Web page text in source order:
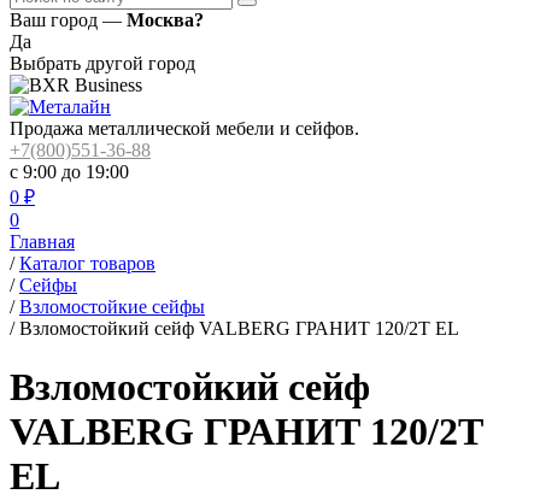
Ваш город — Москва?
Да
Выбрать другой город
Продажа металлической мебели и сейфов.
+7(800)551-36-88
с 9:00 до 19:00
0 ₽
0
Главная
/ Каталог товаров
/ Сейфы
/ Взломостойкие сейфы
/ Взломостойкий сейф VALBERG ГРАНИТ 120/2Т EL
Взломостойкий сейф
VALBERG ГРАНИТ 120/2Т
EL